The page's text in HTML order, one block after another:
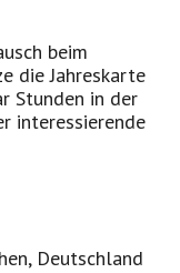
beim
die Jahreskarte
Stunden in der
interessierende
Deutschland